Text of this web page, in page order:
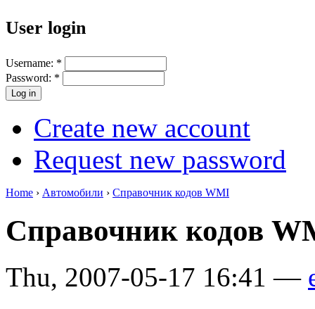
User login
Username: *
Password: *
Create new account
Request new password
Home › Автомобили › Справочник кодов WMI
Справочник кодов
Thu, 2007-05-17 16:41 —